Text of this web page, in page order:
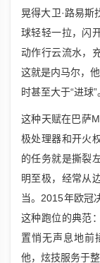
晃得大卫·路易斯
球轻轻一拉，闪
动作行云流水，
这就是内马尔，
时甚至大于“进球”
这种天赋在巴萨
极处理器和开火
的任务就是撕裂
明至极，经常从
当。2015年欧冠
这种跑位的典范
置悄无声息地前
他，炫技服务于